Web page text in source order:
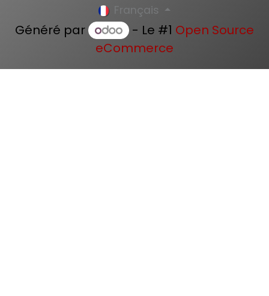
Français
Généré par - Le #1 Open Source
eCommerce